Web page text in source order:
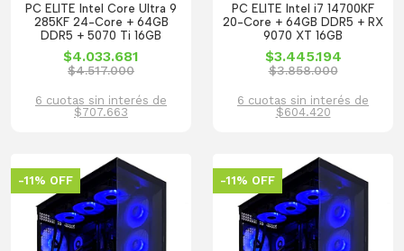
PC ELITE Intel Core Ultra 9
285KF 24-Core + 64GB
DDR5 + 5070 Ti 16GB
$4.033.681
$4.517.000
6 cuotas sin interés de
$707.663
PC ELITE Intel i7 14700KF
20-Core + 64GB DDR5 + RX
9070 XT 16GB
$3.445.194
$3.858.000
6 cuotas sin interés de
$604.420
-11% OFF -11% OFF